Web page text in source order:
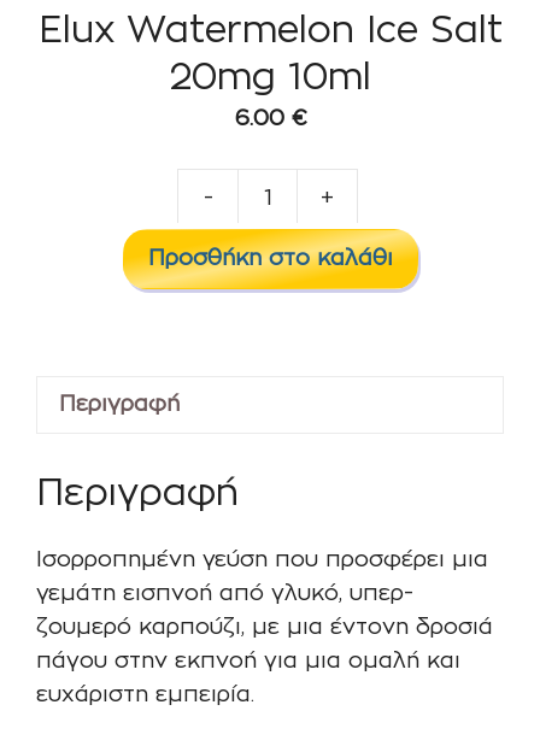
Elux Watermelon Ice Salt
20mg 10ml
6.00 €
-
Watermelon
+
Προσθήκη στο καλάθι
Περιγραφή
Περιγραφή
Ισορροπημένη γεύση που προσφέρει μια
γεμάτη εισπνοή από γλυκό, υπερ-
ζουμερό καρπούζι, με μια έντονη δροσιά
πάγου στην εκπνοή για μια ομαλή και
ευχάριστη εμπειρία.